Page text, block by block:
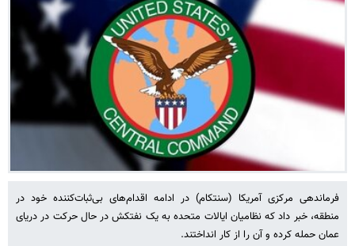
فرماندهی مرکزی آمریکا (سنتکام) در ادامه اقدام‌های بی‌ثبات‌کننده خود در
منطقه، خبر داد که نظامیان ایالات متحده به یک نفتکش در حال حرکت در دریای
عمان حمله کرده و آن را از کار انداختند.